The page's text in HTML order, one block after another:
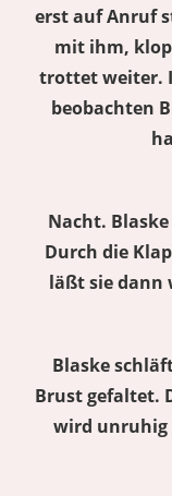
erst auf Anruf
mit ihm,
trottet weiter.
beobachten
Nacht.
Durch die
läßt sie dann
Blaske
Brust gefaltet.
wird unruhig